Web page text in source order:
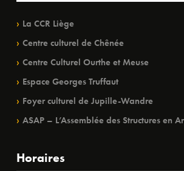
La CCR Liège
Centre culturel de Chênée
Centre Culturel Ourthe et Meuse
Espace Georges Truffaut
Foyer culturel de Jupille-Wandre
ASAP – L’Assemblée des Structures en
Horaires